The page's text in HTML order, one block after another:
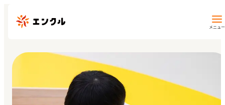
メニュー
地図から探す